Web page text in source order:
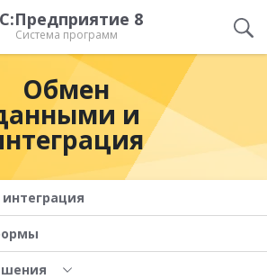
8
Система программ
Обмен
и